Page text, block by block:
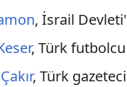
, İsrail
, Türk futbolcu
, Türk